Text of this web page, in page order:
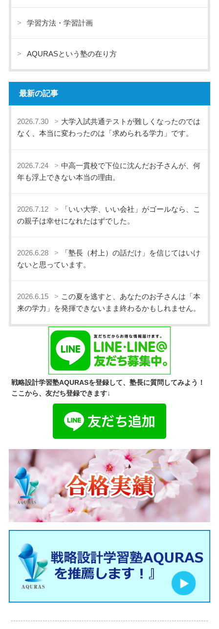
学習方法・学習計画
AQURASという塾の在り方
最新の記事
2026.7.30
大学入試共通テストが難しくなったのでは
なく、本当に変わったのは「求められる学力」です。
2026.7.24
中高一貫校で下位に沈んだお子さんが、何
年も浮上できない本当の理由。
2026.7.12
「いい大学、いい会社」がゴールなら、こ
の親子は幸せになれたはずでした。
2026.6.28
「塾長（村上）の話だけ」を信じてはいけ
ないと思っています。
2026.6.15
この夏を逃すと、あなたのお子さんは「本
来の学力」を発揮できないまま終わるかもしれません。
戦略設計学習塾AQURASを登録して、塾長に質問してみよう！
ここから、友だち登録できます↓